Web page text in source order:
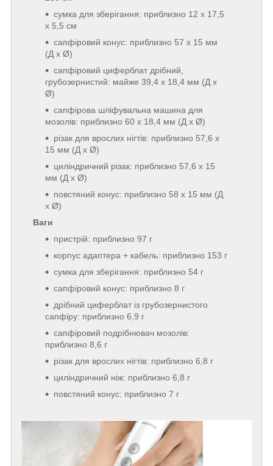
сумка для зберігання: приблизно 12 х 17,5
х 5,5 см
сапфіровий конус: приблизно 57 x 15 мм
(Д x Ø)
сапфіровий циферблат дрібний,
грубозернистий: майже 39,4 x 18,4 мм (Д x
Ø)
сапфірова шліфувальна машина для
мозолів: приблизно 60 x 18,4 мм (Д x Ø)
різак для врослих нігтів: приблизно 57,6 x
15 мм (Д x Ø)
циліндричний різак: приблизно 57,6 x 15
мм (Д x Ø)
повстяний конус: приблизно 58 x 15 мм (Д
x Ø)
Ваги
пристрій: приблизно 97 г
корпус адаптера + кабель: приблизно 153 г
сумка для зберігання: приблизно 54 г
сапфіровий конус: приблизно 8 г
дрібний циферблат із грубозернистого
сапфіру: приблизно 6,9 г
сапфіровий подрібнювач мозолів:
приблизно 8,6 г
різак для врослих нігтів: приблизно 6,8 г
циліндричний ніж: приблизно 6,8 г
повстяний конус: приблизно 7 г